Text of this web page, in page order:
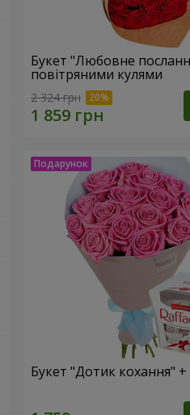
Букет "Любовне
повітряними кулями
2 324 грн
Букет "Дотик кохання"